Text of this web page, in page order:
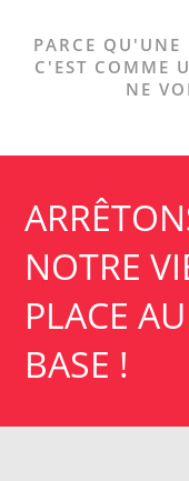
PARCE QU'UNE
C'EST COMME
NE
NOTRE
PLACE
BASE !